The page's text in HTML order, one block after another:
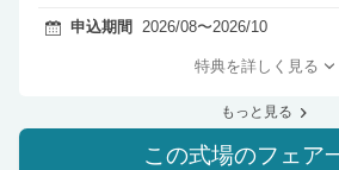
申込期間 2026/08〜2026/10
特典を詳しく見る
もっと見る
この式場のフェア